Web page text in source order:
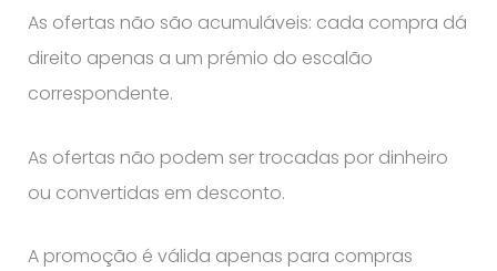
As ofertas não são acumuláveis: cada compra dá
direito apenas a um prémio do escalão
correspondente.
As ofertas não podem ser trocadas por dinheiro
ou convertidas em desconto.
A promoção é válida apenas para compras